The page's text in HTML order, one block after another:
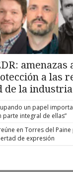
a las
de la industria
un papel
parte integral de ellas”
en Torres del
de expresión